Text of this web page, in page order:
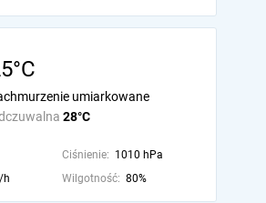
28°C
umiarkowane
Ciśnienie: 1010 hPa
h Wilgotność: 80%